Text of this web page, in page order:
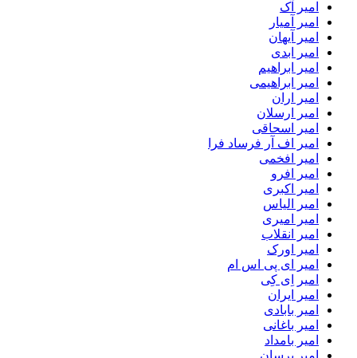
امیر آک
امیر آمیار
امیر آیهان
امیر ابدی
امیر ابراهیم
امیر ابراهیمی
امیر اران
امیر ارسلان
امیر اسحاقی
امیر اف آر فرساد فرا
امیر افخمی
امیر افرو
امیر اکبری
امیر الیاس
امیر امیری
امیر انقلاب
امیر اورک
امیر ای پی اس ام
امیر اِی کِی
امیر ایران
امیر بابادی
امیر باغانی
امیر بامداد